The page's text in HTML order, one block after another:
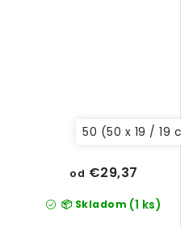
50 (50 x 19 / 19 cm)
📦 Skladom (1 ks)
od €29,37